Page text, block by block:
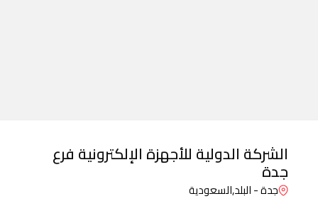
الشركة الدولية للأجهزة الإلكترونية فرع
جدة
جدة - البلد,السعودية